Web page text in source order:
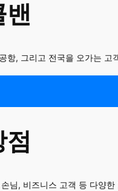
밴
항, 그리고 전국을 오가는
점
님, 비즈니스 고객 등 다양